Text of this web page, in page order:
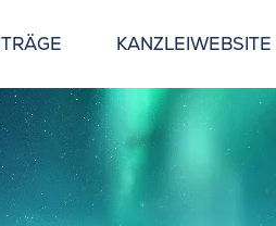
KANZLEIWEBSITE